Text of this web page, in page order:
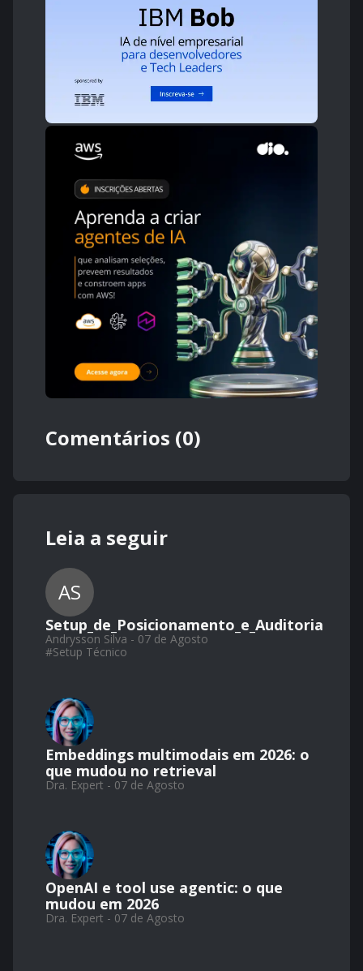
Comentários (0)
Leia a seguir
AS
Setup_de_Posicionamento_e_Auditoria
Andrysson Silva - 07 de Agosto
#Setup Técnico
Embeddings multimodais em 2026: o
que mudou no retrieval
Dra. Expert - 07 de Agosto
OpenAI e tool use agentic: o que
mudou em 2026
Dra. Expert - 07 de Agosto